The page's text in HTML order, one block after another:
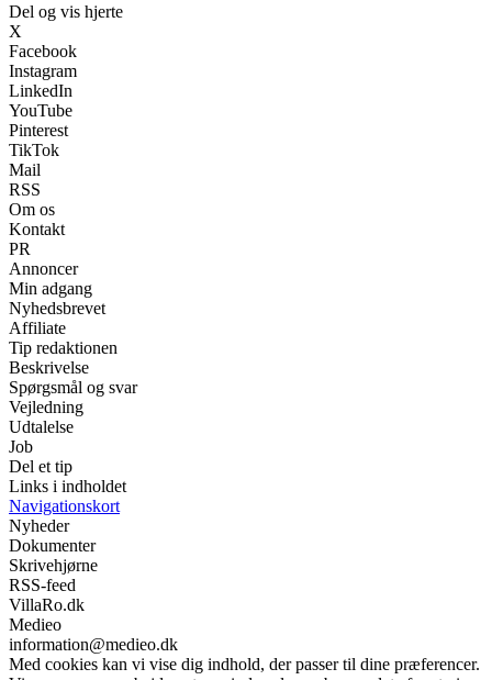
Del og vis hjerte
X
Facebook
Instagram
LinkedIn
YouTube
Pinterest
TikTok
Mail
RSS
Om os
Kontakt
PR
Annoncer
Min adgang
Nyhedsbrevet
Affiliate
Tip redaktionen
Beskrivelse
Spørgsmål og svar
Vejledning
Udtalelse
Job
Del et tip
Links i indholdet
Navigationskort
Nyheder
Dokumenter
Skrivehjørne
RSS-feed
VillaRo.dk
Medieo
information@medieo.dk
Med cookies kan vi vise dig indhold, der passer til dine præferencer.